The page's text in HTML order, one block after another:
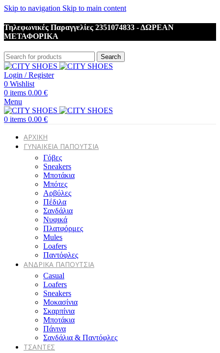
Skip to navigation Skip to main content
Τηλεφωνικές Παραγγελίες 2351074833 - ΔΩΡΕΑΝ
ΜΕΤΑΦΟΡΙΚΑ
Search
Login / Register
0 Wishlist
0 items 0.00 €
Menu
0 items 0.00 €
ΑΡΧΙΚΗ
ΓΥΝΑΙΚΕΙΑ ΠΑΠΟΥΤΣΙΑ
Γόβες
Sneakers
Μποτάκια
Μπότες
Αρβύλες
Πέδιλα
Σανδάλια
Νυφικά
Πλατφόρμες
Mules
Loafers
Παντόφλες
ΑΝΔΡΙΚΑ ΠΑΠΟΥΤΣΙΑ
Casual
Loafers
Sneakers
Μοκασίνια
Σκαρπίνια
Μποτάκια
Πάνινα
Σανδάλια & Παντόφλες
ΤΣΑΝΤΕΣ